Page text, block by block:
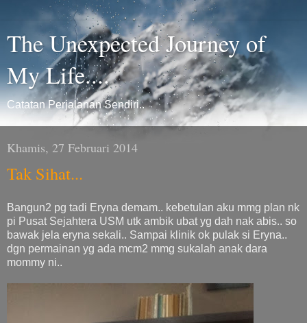
The Unexpected Journey of
My Life....
Catatan Perjalanan Sendiri..
Khamis, 27 Februari 2014
Tak Sihat...
Bangun2 pg tadi Eryna demam.. kebetulan aku mmg plan nk
pi Pusat Sejahtera USM utk ambik ubat yg dah nak abis.. so
bawak jela eryna sekali.. Sampai klinik ok pulak si Eryna..
dgn permainan yg ada mcm2 mmg sukalah anak dara
mommy ni..